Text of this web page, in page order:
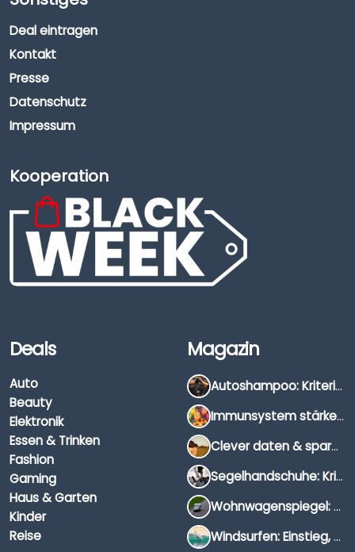
Deal eintragen
Kontakt
Presse
Datenschutz
Impressum
Kooperation
Deals
Auto
Beauty
Elektronik
Essen & Trinken
Fashion
Gaming
Haus & Garten
Kinder
Reise
Magazin
Autoshampoo: Kriterien, Unterschiede & Anwendung
Immunsystem stärken: Hausmittel, Vitamine & Wissenswertes
Clever daten & sparen: So findest du die besten Deals für Dates und Unternehmungen
Segelhandschuhe: Kriterien, Materialien & Tipps
Wohnwagenspiegel: Auswahl, Preise & Montage
Windsurfen: Einstieg, Ausrüstung & Tipps